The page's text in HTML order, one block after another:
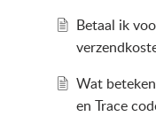
Betaal ik
Wat
en Trace